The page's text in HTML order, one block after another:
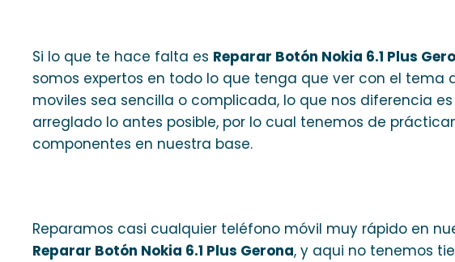
Si lo que te hace falta es Reparar Botón Nokia 6.1 Plus
somos expertos en todo lo que tenga que ver con el tema
moviles sea sencilla o complicada, lo que nos diferencia
arreglado lo antes posible, por lo cual tenemos de
componentes en nuestra base.
Reparamos casi cualquier teléfono móvil muy rápido en
Reparar Botón Nokia 6.1 Plus Gerona, y aqui no tenemos